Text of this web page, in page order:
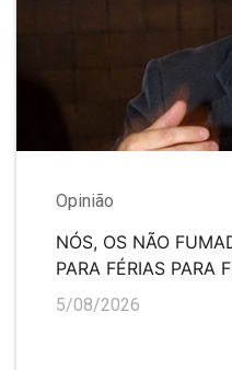
Opinião
NÓS, OS NÃO
PARA FÉRIAS PARA
5/08/2026